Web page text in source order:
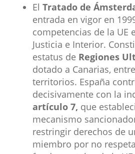
El Tratado de
entrada en vigor en
competencias de la UE
Justicia e Interior.
estatus de Regiones
dotado a Canarias,
territorios. España
decisivamente con la
artículo 7, que
mecanismo
restringir derechos de
miembro por no